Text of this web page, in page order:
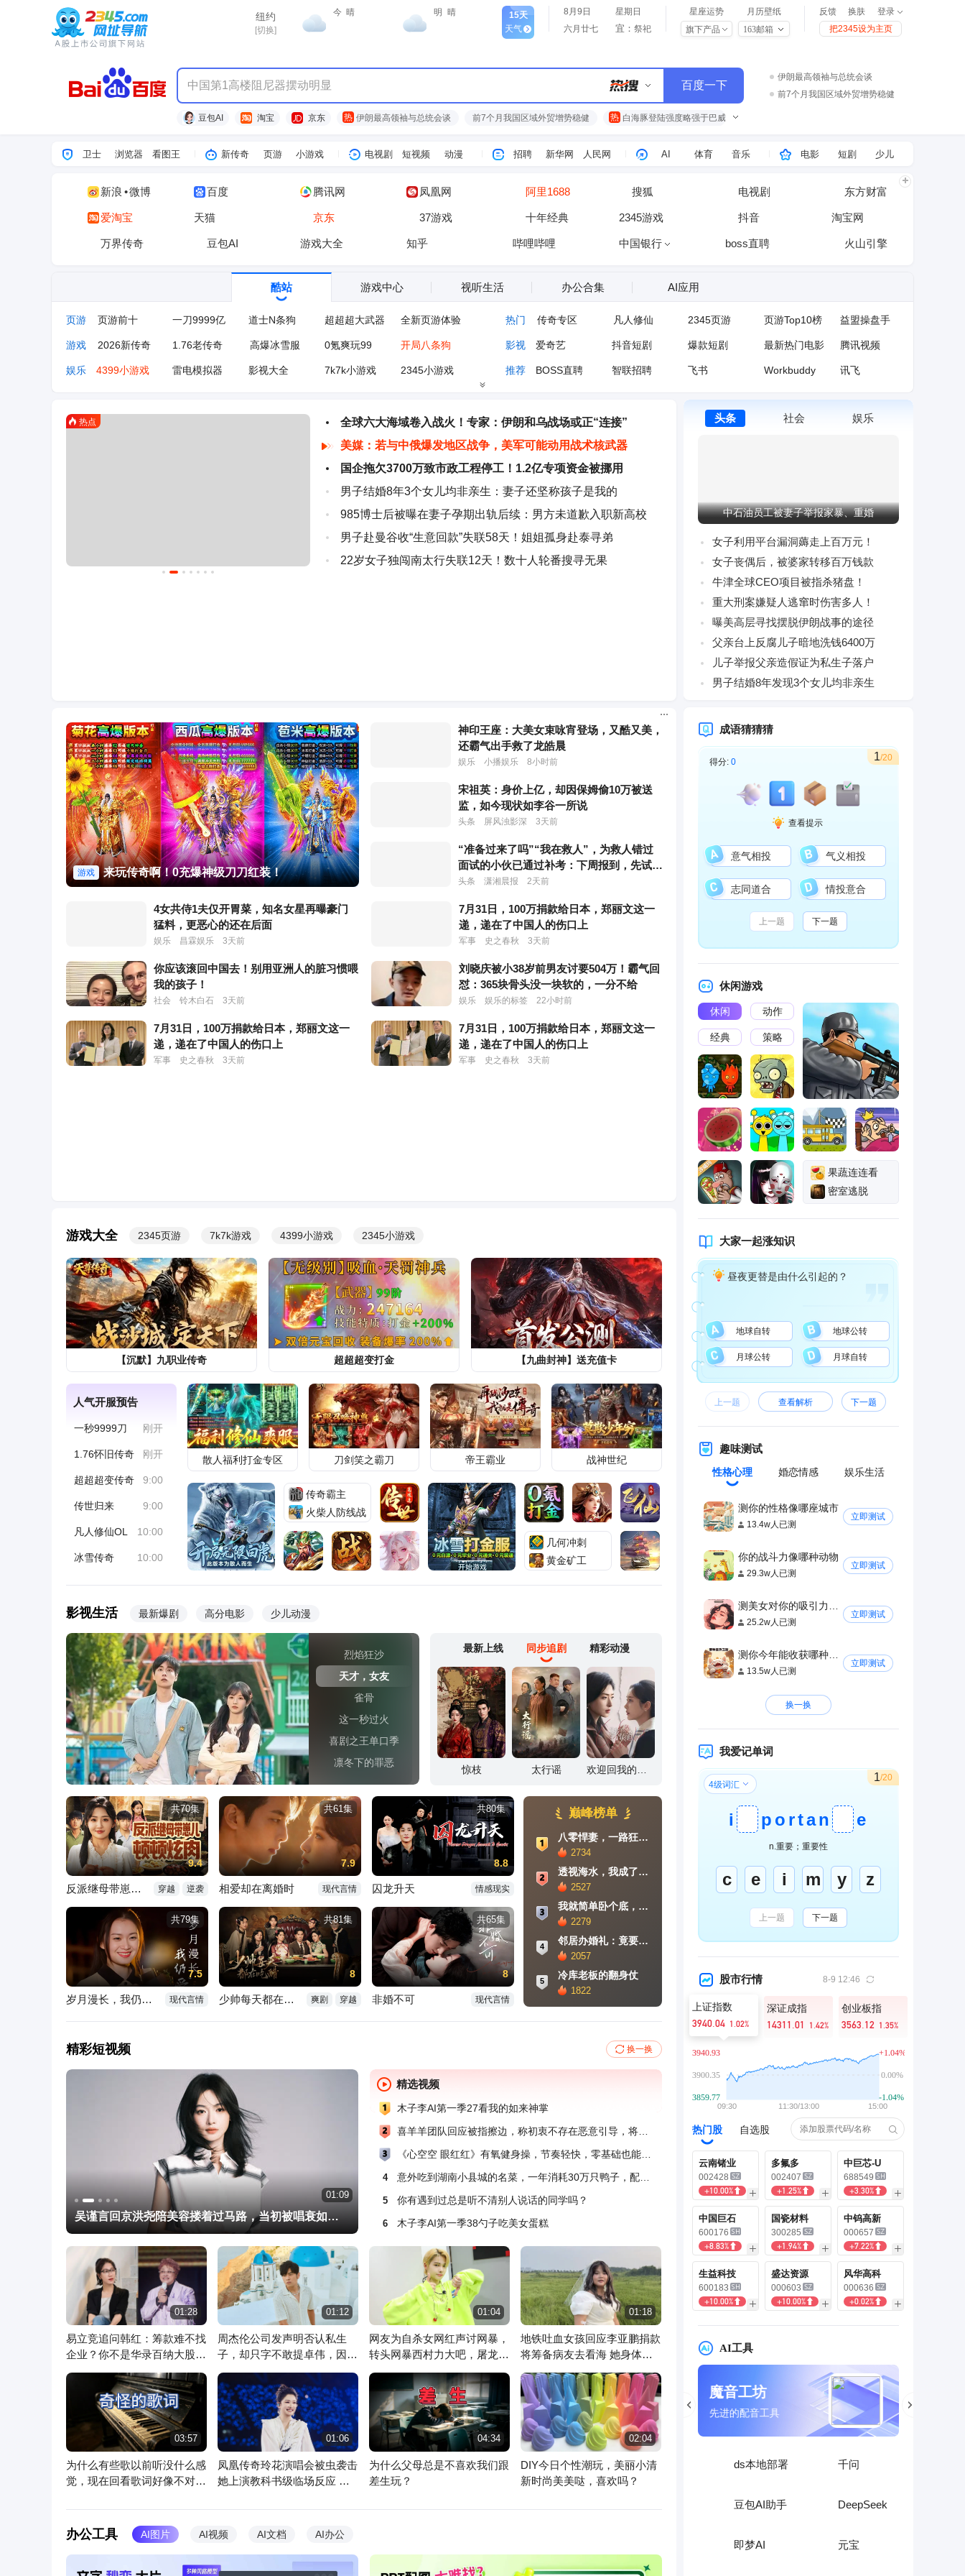
8月9日
星期日
六月廿七
宜： 祭祀
星座运势
月历壁纸
旗下产品
163邮箱
反馈 换肤
登录
把2345设为主页
纽约
[切换]
今 晴 明 晴
15天
天气
中国第1高楼阻尼器摆动明显
豆包AI 淘宝 京东 热 伊朗最高领袖与总统会谈 前7个月我国区域外贸增势稳健 热 白海豚登陆强度略强于巴威
伊朗最高领袖与总统会谈
前7个月我国区域外贸增势稳健
台风白海豚在浙江乐清二次登陆
卫士 浏览器 看图王 新传奇 页游 小游戏 电视剧 短视频 动漫 招聘 新华网 人民网 AI 体育 音乐 电影 短剧 少儿
新浪 •微博 百度 腾讯网 凤凰网 阿里1688 搜狐 电视剧 东方财富
爱淘宝 天猫 京东 37游戏 十年经典 2345游戏 抖音 淘宝网
万界传奇 豆包AI 游戏大全 知乎 哔哩哔哩 中国银行 boss直聘 火山引擎
酷站 游戏中心 视听生活 办公合集 AI应用
页游 页游前十 一刀9999亿 道士N条狗 超超超大武器 全新页游体验 热门 传奇专区 凡人修仙 2345页游 页游Top10榜 益盟操盘手
游戏 2026新传奇 1.76老传奇 高爆冰雪服 0氪爽玩99 开局八条狗 影视 爱奇艺 抖音短剧 爆款短剧 最新热门电影 腾讯视频
娱乐 4399小游戏 雷电模拟器 影视大全 7k7k小游戏 2345小游戏 推荐 BOSS直聘 智联招聘 飞书 Workbuddy 讯飞
汽车 太平洋汽车 搜狐汽车 小说 起点中文网 潇湘书院 番茄小说 纵横中文网 17K小说
游戏大全 1688工厂店 体育 新浪体育 搜狐体育
全球六大海域卷入战火！专家：伊朗和乌战场或正“连接”
美媒：若与中俄爆发地区战争，美军可能动用战术核武器
国企拖欠3700万致市政工程停工！1.2亿专项资金被挪用
男子结婚8年3个女儿均非亲生：妻子还坚称孩子是我的
985博士后被曝在妻子孕期出轨后续：男方未道歉入职新高校
男子赴曼谷收“生意回款”失联58天！姐姐孤身赴泰寻弟
22岁女子独闯南太行失联12天！数十人轮番搜寻无果
游戏 来玩传奇啊！0充爆神级刀刀红装！
游戏 来玩传奇啊！包红的！0充爆神级刀刀红装！
神印王座：大美女束咏宵登场，又酷又美，
还霸气出手救了龙皓晨
娱乐 小播娱乐 8小时前
宋祖英：身价上亿，却因保姆偷10万被送
监，如今现状如李谷一所说
头条 屏风浊影深 3天前
“准备过来了吗”“我在救人”，为救人错过
面试的小伙已通过补考：下周报到，先试试
看
头条 潇湘晨报 2天前
4女共侍1夫仅开胃菜，知名女星再曝豪门
猛料，更恶心的还在后面
娱乐 昌霖娱乐 3天前
7月31日，100万捐款给日本，郑丽文这一
递，递在了中国人的伤口上
军事 史之春秋 3天前
你应该滚回中国去！别用亚洲人的脏习惯喂
我的孩子！
社会 铃木白石 3天前
刘晓庆被小38岁前男友讨要504万！霸气回
怼：365块骨头没一块软的，一分不给
娱乐 娱乐的标签 22小时前
7月31日，100万捐款给日本，郑丽文这一
递，递在了中国人的伤口上
军事 史之春秋 3天前
7月31日，100万捐款给日本，郑丽文这一
递，递在了中国人的伤口上
军事 史之春秋 3天前
助，愿父亲再无病痛
头条 红星新闻 3天前
青海王丽：满屋子全是金条, 办案人员数到
手抖, 丈夫受不了提前离场
社会 赵sir谈世 3天前
潜山钢筋工李明勇跳河救起母女获评“安徽
好人”，本人发声：若再遇到仍会毫不犹豫
救人
大皖新闻 3天前
奥巴马的母亲有多漂亮？肤白貌美容貌出
众，18岁被非洲留学生骗婚产子
头条 史一一史劲
21岁女生被12岁小学生侵害，警方：无法
起诉，只能管教
六十四象商贸部 3天前
38岁孙雅近况曝光！出道24年零绯闻，如
今很美却还单身让人唏嘘
代军哥哥 1天前
吃里扒外！定居美国13年，回国捞金惨
遭“驱逐”，53岁活成了笑话
头条 未央史默 3天前
游戏大全 2345页游 7k7k游戏 4399小游戏 2345小游戏
【沉默】九职业传奇 超超超变打金 【九曲封神】送充值卡
人气开服预告
一秒9999刀 刚开
1.76怀旧传奇 刚开
超超超变传奇 9:00
传世归来 9:00
凡人修仙OL 10:00
冰雪传奇 10:00
散人福利打金专区 刀剑笑之霸刀 帝王霸业 战神世纪
传奇霸主
火柴人防线战
几何冲刺
黄金矿工
影视生活 最新爆剧 高分电影 少儿动漫
烈焰狂沙
天才，女友
雀骨
这一秒过火
喜剧之王单口季
凛冬下的罪恶
最新上线 同步追剧 精彩动漫
仙逆 择天记
共70集
9.4
反派继母带崽儿顿顿炫肉 穿越 逆袭
共61集
7.9
相爱却在离婚时 现代言情
共80集
8.8
囚龙升天 情感现实
共79集
7.5
岁月漫长，我仍爱你如初 现代言情
共81集
8
少帅每天都在吃醋 爽剧 穿越
共65集
8
非婚不可 现代言情
巅峰榜单
八零悍妻，一路狂飙征服军区老公
2734
透视海水，我成了钓鱼之神
2527
我就简单卧个底，就成了公司二把手
2279
4
邻居办婚礼：竟要求每户随礼八千八
2057
5
冷库老板的翻身仗
1822
精彩短视频 换一换
01:02
黄亦玫又回来了！刘亦菲封面照片优雅从容，38岁状态依旧能打
01:09
吴谨言回京洪尧陪美容搂着过马路，当初被唱衰如今体贴又上心
00:37
侠隐柱间上线当天，火影手游段位赛真实情况！
04:03
《好久不见你找我》动作舒缓简单，中老年零基础新手轻松跟练
02:46
学校一般在什么情况下才会停课？
精选视频
木子李AI第一季27看我的如来神掌
4
5 你有遇到过总是听不清别人说话的同学吗？
6 木子李AI第一季38勺子吃美女蛋糕
01:28
易立竞追问韩红：筹款难不找
企业？你不是华录百纳大股东
吗
01:12
周杰伦公司发声明否认私生
子，却只字不敢提卓伟，因为
告不到他
01:04
网友为自杀女网红声讨网暴，
转头网暴西村力大吧，屠龙者
终成恶龙
01:18
地铁吐血女孩回应李亚鹏捐款
将筹备病友去看海 她身体已
濒临崩溃
03:57
为什么有些歌以前听没什么感
觉，现在回看歌词好像不对
01:06
凤凰传奇玲花演唱会被虫袭击
她上演教科书级临场反应 依
04:34
为什么父母总是不喜欢我们跟
差生玩？
02:04
DIY今日个性潮玩，美丽小清
新时尚美美哒，喜欢吗？
办公工具 AI图片 AI视频 AI文档 AI办公
头条 社会 娱乐
中石油员工被妻子举报家暴、重婚
女子利用平台漏洞薅走上百万元！
女子丧偶后，被婆家转移百万钱款
牛津全球CEO项目被指杀猪盘！
重大刑案嫌疑人逃窜时伤害多人！
曝美高层寻找摆脱伊朗战事的途径
父亲台上反腐儿子暗地洗钱6400万
儿子举报父亲造假证为私生子落户
男子结婚8年发现3个女儿均非亲生
成语猜猜猜
得分: 0 1/20
查看提示
意气相投 气义相投
志同道合 情投意合
上一题 下一题
休闲游戏
休闲 动作
经典 策略
果蔬连连看
密室逃脱
大家一起涨知识
昼夜更替是由什么引起的？
地球自转 地球公转
月球公转 月球自转
上一题 查看解析 下一题
趣味测试
性格心理
婚恋情感 娱乐生活
测你的性格像哪座城市
13.4w人已测
立即测试
你的战斗力像哪种动物
29.3w人已测
立即测试
25.2w人已测
立即测试
13.5w人已测
立即测试
换一换
我爱记单词
4级词汇
1/20
i p o rta n e
n.重要；重要性
c e i m y z
上一题 下一题
股市行情 8-9 12:46
上证指数
3940.04 1.02%
深证成指
14311.01
1.42%
创业板指
3563.12 1.35%
热门股 自选股
云南锗业
002428
+10.00%
多氟多
002407
+1.25%
中巨芯-U
688549
+3.30%
中国巨石
600176
+8.83%
国瓷材料
300285
+1.94%
中钨高新
000657
+7.22%
生益科技
600183
+10.00%
盛达资源
000603
+10.00%
风华高科
000636
+0.02%
AI工具
文心一言
你的随身智能助手
讯飞星火
超级助手 答你所问
魔音工坊
先进的配音工具
智谱清言
千亿参数对话模型
ds本地部署 千问
豆包AI助手 DeepSeek
即梦AI 元宝